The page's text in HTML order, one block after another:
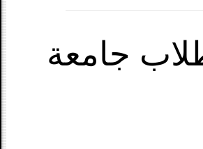
جامعة